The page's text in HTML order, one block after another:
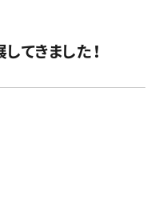
てきました！